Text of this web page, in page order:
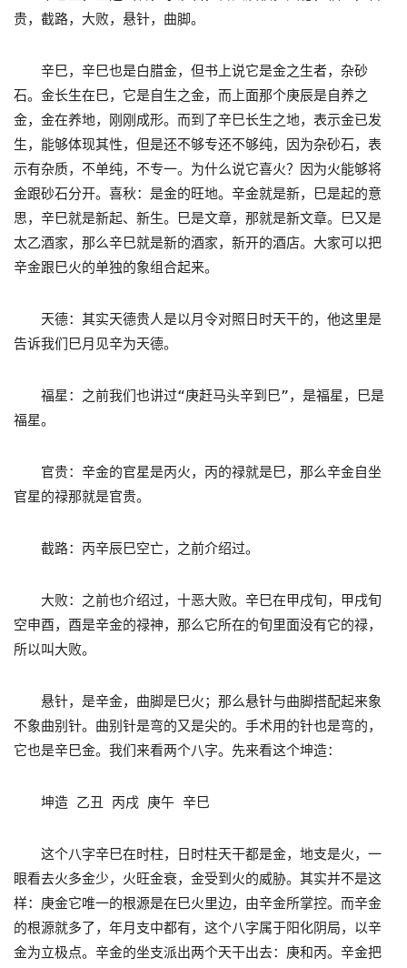
贵，截路，大败，悬针，曲脚。
辛巳，辛巳也是白腊金，但书上说它是金之生者，杂砂
石。金长生在巳，它是自生之金，而上面那个庚辰是自养之
金，金在养地，刚刚成形。而到了辛巳长生之地，表示金已发
生，能够体现其性，但是还不够专还不够纯，因为杂砂石，表
示有杂质，不单纯，不专一。为什么说它喜火？因为火能够将
金跟砂石分开。喜秋：是金的旺地。辛金就是新，巳是起的意
思，辛巳就是新起、新生。巳是文章，那就是新文章。巳又是
太乙酒家，那么辛巳就是新的酒家，新开的酒店。大家可以把
辛金跟巳火的单独的象组合起来。
天德：其实天德贵人是以月令对照日时天干的，他这里是
告诉我们巳月见辛为天德。
福星：之前我们也讲过“庚赶马头辛到巳”，是福星，巳是
福星。
官贵：辛金的官星是丙火，丙的禄就是巳，那么辛金自坐
官星的禄那就是官贵。
截路：丙辛辰巳空亡，之前介绍过。
大败：之前也介绍过，十恶大败。辛巳在甲戌旬，甲戌旬
空申酉，酉是辛金的禄神，那么它所在的旬里面没有它的禄，
所以叫大败。
悬针，是辛金，曲脚是巳火；那么悬针与曲脚搭配起来象
不象曲别针。曲别针是弯的又是尖的。手术用的针也是弯的，
它也是辛巳金。我们来看两个八字。先来看这个坤造：
坤造 乙丑 丙戌 庚午 辛巳
这个八字辛巳在时柱，日时柱天干都是金，地支是火，一
眼看去火多金少，火旺金衰，金受到火的威胁。其实并不是这
样：庚金它唯一的根源是在巳火里边，由辛金所掌控。而辛金
的根源就多了，年月支中都有，这个八字属于阳化阴局，以辛
金为立极点。辛金的坐支派出两个天干出去：庚和丙。辛金把